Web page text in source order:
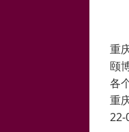
重
颐
各
重
22-